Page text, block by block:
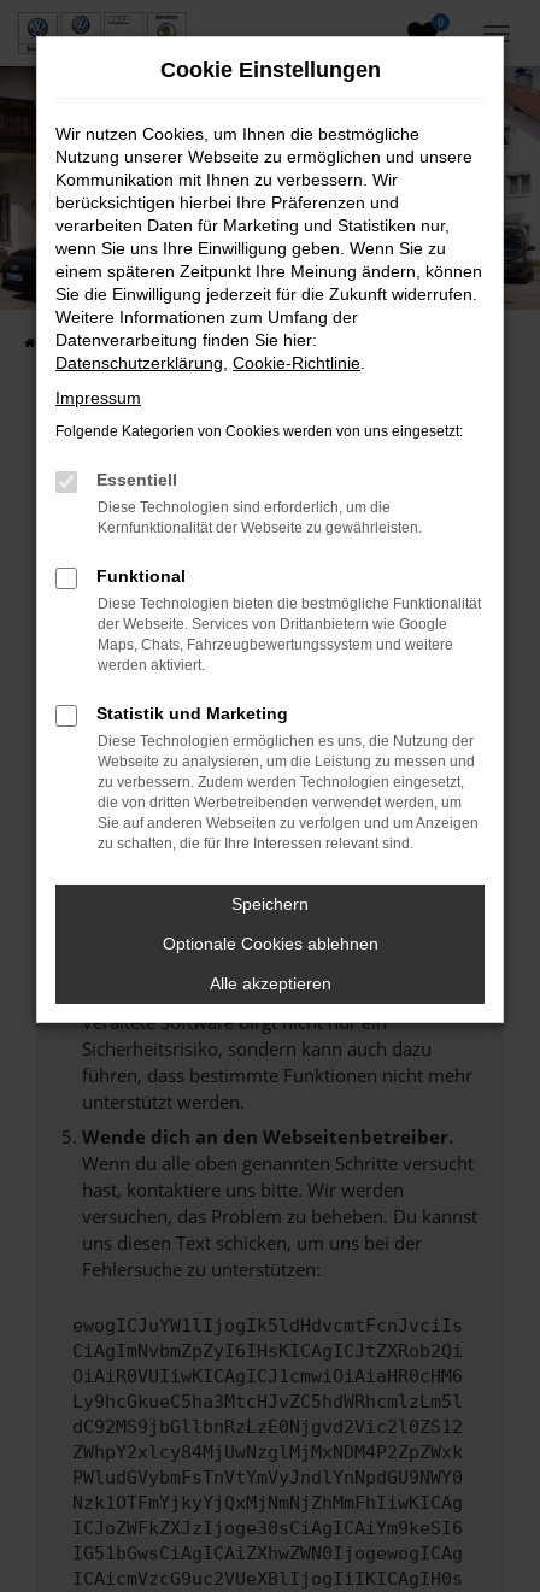
Zum
0
Neuwagen und Gebrauchtwagen
VW, VW Nutzfahrzeuge, Audi & Skoda
Startseite Fahrzeuge Fahrzeugsuche
Beim Laden ist ein Fehler aufgetreten.
Hier sind ein paar Tipps, die dir helfen können:
Überprüfe deine Firewall und deine
Internetverbindung.
Laden andere Webseiten, zum Beispiel deine
Suchmaschine?
Manche Erweiterungen, wie Werbeblocker,
können das Laden bestimmter Seiten
verhindern. Funktioniert die Seite in einem
anderen Browser oder in einem privaten
Fenster?
Starte dein Gerät neu.
Das kann manchmal helfen, vorübergehende
Probleme zu beheben.
Stelle sicher, dass dein Browser und dein
Veraltete Software birgt nicht nur ein
Sicherheitsrisiko, sondern kann auch dazu
führen, dass bestimmte Funktionen nicht mehr
unterstützt werden.
Wende dich an den Webseitenbetreiber.
Wenn du alle oben genannten Schritte versucht
hast, kontaktiere uns bitte. Wir werden
versuchen, das Problem zu beheben. Du kannst
uns diesen Text schicken, um uns bei der
Fehlersuche zu unterstützen:
ewogICJuYW1lIjogIk5ldHdvcmtFcnJvciIs
CiAgImNvbmZpZyI6IHsKICAgICJtZXRob2Qi
OiAiR0VUIiwKICAgICJ1cmwiOiAiaHR0cHM6
Ly9hcGkueC5ha3MtcHJvZC5hdWRhcmlzLm5l
dC92MS9jbGllbnRzLzE0Njgvd2Vic2l0ZS12
ZWhpY2xlcy84MjUwNzglMjMxNDM4P2ZpZWxk
PWludGVybmFsTnVtYmVyJndlYnNpdGU9NWY0
Nzk1OTFmYjkyYjQxMjNmNjZhMmFhIiwKICAg
ICJoZWFkZXJzIjoge30sCiAgICAiYm9keSI6
IG51bGwsCiAgICAiZXhwZWN0IjogewogICAg
ICAicmVzcG9uc2VUeXBlIjogIiIKICAgIH0s
Cookie Einstellungen
Wir nutzen Cookies, um Ihnen die bestmögliche
Nutzung unserer Webseite zu ermöglichen und unsere
Kommunikation mit Ihnen zu verbessern. Wir
berücksichtigen hierbei Ihre Präferenzen und
verarbeiten Daten für Marketing und Statistiken nur,
wenn Sie uns Ihre Einwilligung geben. Wenn Sie zu
einem späteren Zeitpunkt Ihre Meinung ändern, können
Sie die Einwilligung jederzeit für die Zukunft widerrufen.
Weitere Informationen zum Umfang der
Datenverarbeitung finden Sie hier:
Datenschutzerklärung Cookie-Richtlinie
Impressum
Folgende Kategorien von Cookies werden von uns eingesetzt:
Essentiell
Diese Technologien sind erforderlich, um die
Kernfunktionalität der Webseite zu gewährleisten.
Funktional
Diese Technologien bieten die bestmögliche Funktionalität
der Webseite. Services von Drittanbietern wie Google
Maps, Chats, Fahrzeugbewertungssystem und weitere
werden aktiviert.
Statistik und Marketing
Diese Technologien ermöglichen es uns, die Nutzung der
Webseite zu analysieren, um die Leistung zu messen und
zu verbessern. Zudem werden Technologien eingesetzt,
die von dritten Werbetreibenden verwendet werden, um
Sie auf anderen Webseiten zu verfolgen und um Anzeigen
zu schalten, die für Ihre Interessen relevant sind.
Speichern
Optionale Cookies ablehnen
Alle akzeptieren